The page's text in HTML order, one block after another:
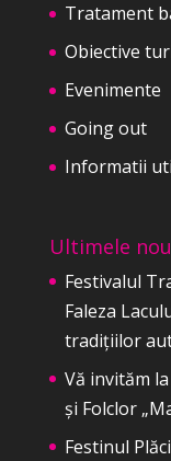
Tratament
Obiective
Evenimente
Going out
Informatii
Ultimele
Festivalul
Faleza
tradițiilor
Vă invităm
și Folclor
Festinul